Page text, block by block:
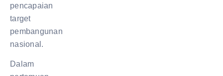
pencapaian
target
pembangunan
nasional.
Dalam